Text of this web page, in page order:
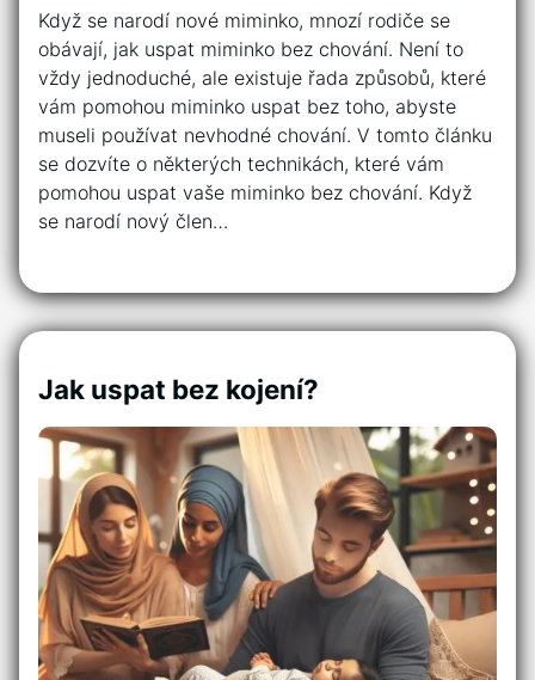
Když se narodí nové miminko, mnozí rodiče se
obávají, jak uspat miminko bez chování. Není to
vždy jednoduché, ale existuje řada způsobů, které
vám pomohou miminko uspat bez toho, abyste
museli používat nevhodné chování. V tomto článku
se dozvíte o některých technikách, které vám
pomohou uspat vaše miminko bez chování. Když
se narodí nový člen…
Jak uspat bez kojení?